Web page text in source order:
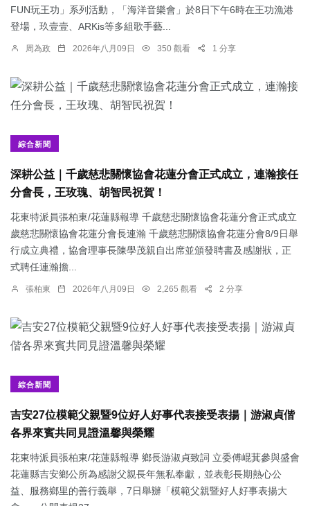
FUN玩王功」系列活動，「海洋音樂會」於8日下午6時在王功漁港
登場，玖壹壹、ARKis等多組歌手藝...
周為政 2026年八月09日 350 觀看 1 分享
綜合新聞
深耕公益｜千歲慈悲關懷協會花蓮分會正式成立，連瀚接任
分會長，王玫瑰、胡智民祝賀！
花東特派員張柏東/花蓮縣報導 千歲慈悲關懷協會花蓮分會正式成立
歲慈悲關懷協會花蓮分會長連瀚 千歲慈悲關懷協會花蓮分會8/9日舉
行成立典禮，協會理事長陳學茂親自出席並頒發聘書及感謝狀，正
式聘任連瀚擔...
張柏東 2026年八月09日 2,265 觀看 2 分享
綜合新聞
吉安27位模範父親暨9位好人好事代表接受表揚｜游淑貞偕
各界來賓共同見證溫馨與榮耀
花東特派員張柏東/花蓮縣報導 鄉長游淑貞致詞 立委傅崐萁參與盛會
花蓮縣吉安鄉公所為感謝父親長年無私奉獻，並表彰長期熱心公
益、服務鄉里的善行義舉，7日舉辦「模範父親暨好人好事表揚大